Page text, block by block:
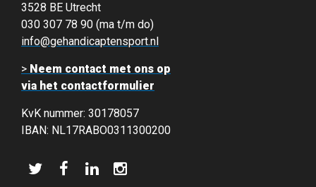
3528 BE Utrecht
030 307 78 90 (ma t/m do)
info@gehandicaptensport.nl
> Neem contact met ons op
via het contactformulier
KvK nummer: 30178057
IBAN: NL17RABO0311300200